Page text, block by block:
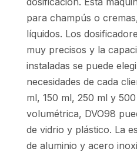
para champús o
líquidos. Los
muy precisos y la
instaladas se puede
necesidades de cada
ml, 150 ml, 250 ml y
volumétrica, DVO98
de vidrio y plástico. La
de aluminio y acero